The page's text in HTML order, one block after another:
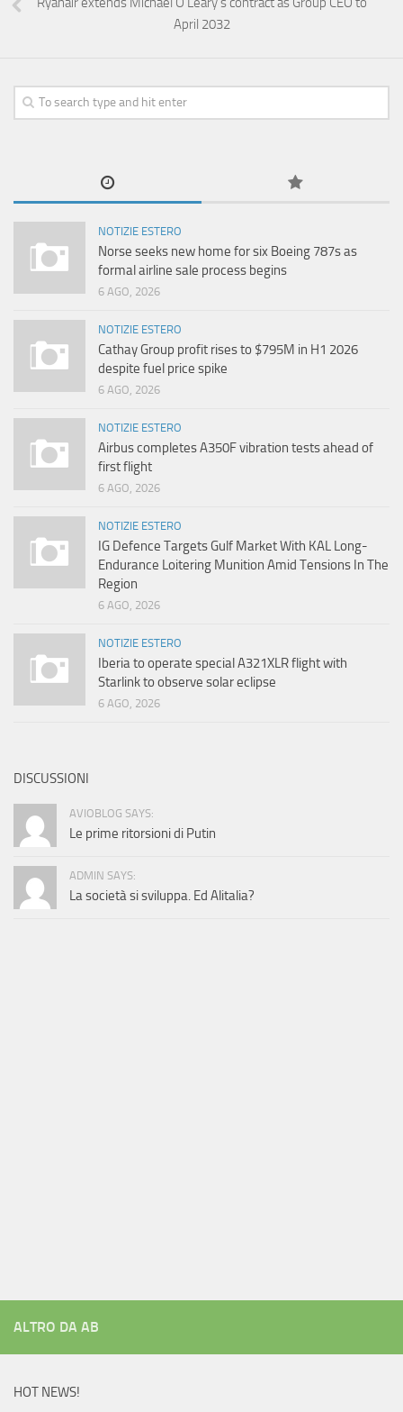
April 2032
NOTIZIE ESTERO
Norse seeks new home for six Boeing 787s as
formal airline sale process begins
6 AGO, 2026
NOTIZIE ESTERO
Cathay Group profit rises to $795M in H1 2026
despite fuel price spike
6 AGO, 2026
NOTIZIE ESTERO
Airbus completes A350F vibration tests ahead of
first flight
6 AGO, 2026
NOTIZIE ESTERO
IG Defence Targets Gulf Market With KAL Long-
Endurance Loitering Munition Amid Tensions In The
Region
6 AGO, 2026
NOTIZIE ESTERO
Iberia to operate special A321XLR flight with
Starlink to observe solar eclipse
6 AGO, 2026
DISCUSSIONI
AVIOBLOG SAYS:
Le prime ritorsioni di Putin
ADMIN SAYS:
La società si sviluppa. Ed Alitalia?
ALTRO DA AB
HOT NEWS!